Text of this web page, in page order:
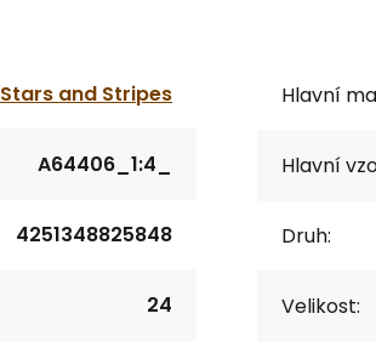
Stars and Stripes
A64406_1:4_
4251348825848
24
Hlavní
Hlavní
Druh:
Velikost: